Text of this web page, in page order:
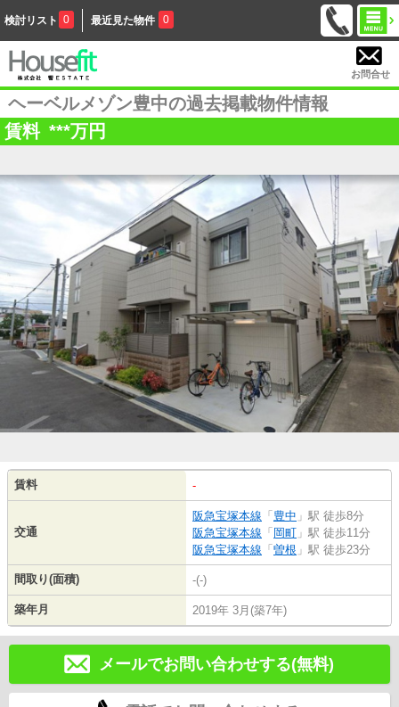
検討リスト 0 最近見た物件 0
お問合せ
ヘーベルメゾン豊中の過去掲載物件情報
賃料 ***万円
賃料 -
交通
阪急宝塚本線 「 豊中 」駅 徒歩8分
阪急宝塚本線 「 岡町 」駅 徒歩11分
阪急宝塚本線 「 曽根 」駅 徒歩23分
間取り(面積) -(-)
築年月 2019年 3月(築7年)
メールでお問い合わせする(無料)